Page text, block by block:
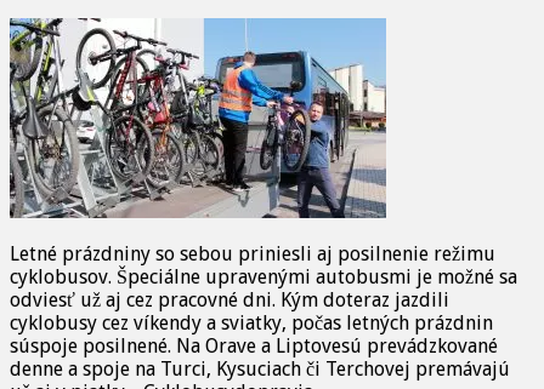
Letné prázdniny so sebou priniesli aj posilnenie režimu
cyklobusov. Špeciálne upravenými autobusmi je možné sa
odviesť už aj cez pracovné dni. Kým doteraz jazdili
cyklobusy cez víkendy a sviatky, počas letných prázdnin
súspoje posilnené. Na Orave a Liptovesú prevádzkované
denne a spoje na Turci, Kysuciach či Terchovej premávajú